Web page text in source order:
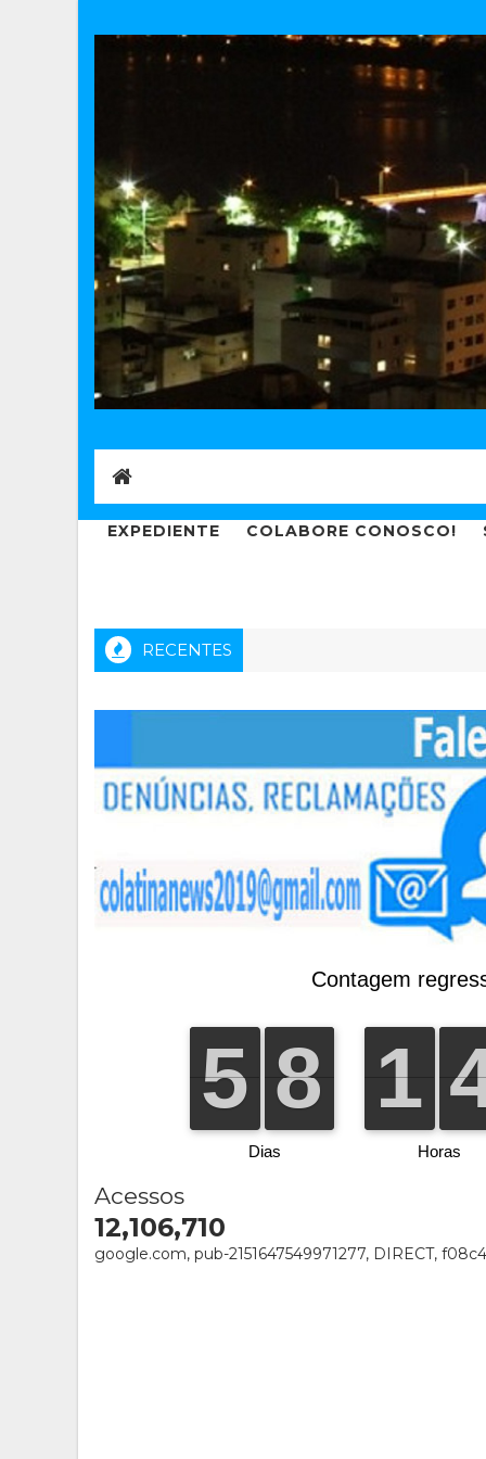
EXPEDIENTE COLABORE CONOSCO!
RECENTES
Acessos
12,106,710
google.com, pub-2151647549971277, DIRECT,